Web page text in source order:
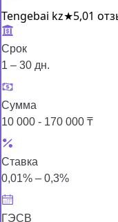
Tengebai kz★5,01
Срок
1 – 30 дн.
Сумма
10 000 - 170 000 ₸
Ставка
0,01% – 0,3%
ГЭСВ